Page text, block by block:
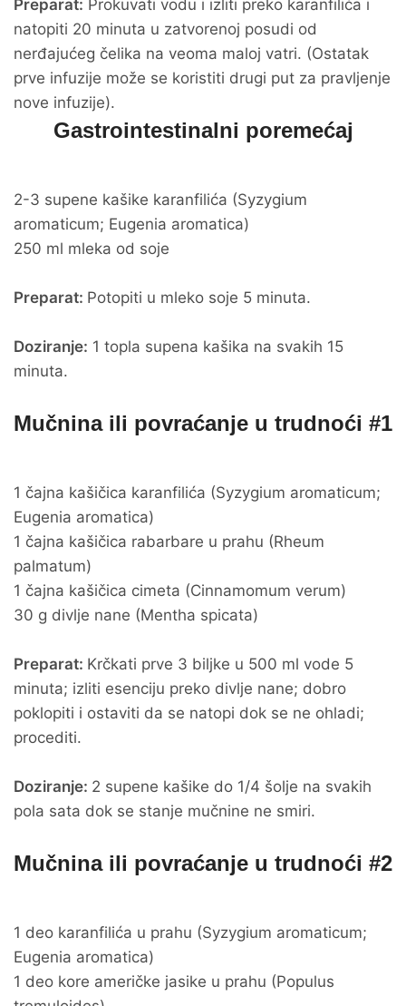
Preparat: Prokuvati vodu i izliti preko karanfilića i
natopiti 20 minuta u zatvorenoj posudi od
nerđajućeg čelika na veoma maloj vatri. (Ostatak
prve infuzije može se koristiti drugi put za pravljenje
nove infuzije).
Gastrointestinalni poremećaj
2-3 supene kašike karanfilića (Syzygium
aromaticum; Eugenia aromatica)
250 ml mleka od soje
Preparat: Potopiti u mleko soje 5 minuta.
Doziranje: 1 topla supena kašika na svakih 15
minuta.
Mučnina ili povraćanje u trudnoći #1
1 čajna kašičica karanfilića (Syzygium aromaticum;
Eugenia aromatica)
1 čajna kašičica rabarbare u prahu (Rheum
palmatum)
1 čajna kašičica cimeta (Cinnamomum verum)
30 g divlje nane (Mentha spicata)
Preparat: Krčkati prve 3 biljke u 500 ml vode 5
minuta; izliti esenciju preko divlje nane; dobro
poklopiti i ostaviti da se natopi dok se ne ohladi;
procediti.
Doziranje: 2 supene kašike do 1/4 šolje na svakih
pola sata dok se stanje mučnine ne smiri.
Mučnina ili povraćanje u trudnoći #2
1 deo karanfilića u prahu (Syzygium aromaticum;
Eugenia aromatica)
1 deo kore američke jasike u prahu (Populus